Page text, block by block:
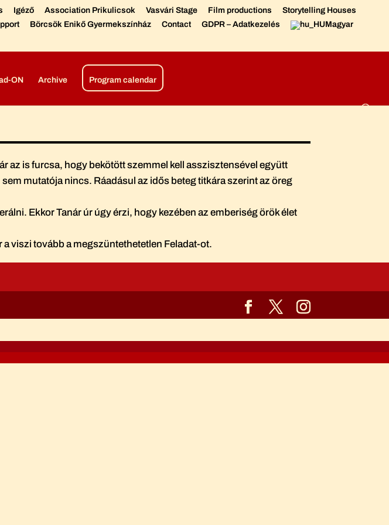
Igéző Association Prikulicsok Vasvári Stage Film productions
Storytelling Houses
Börcsök Enikő Gyermekszínház Contact GDPR – Adatkezelés
Magyar
ON Archive Program calendar
az is furcsa, hogy bekötött szemmel kell asszisztensével együtt
mutatója nincs. Ráadásul az idős beteg titkára szerint az öreg
Ekkor Tanár úr úgy érzi, hogy kezében az emberiség örök élet
a viszi tovább a megszüntethetetlen Feladat-ot.